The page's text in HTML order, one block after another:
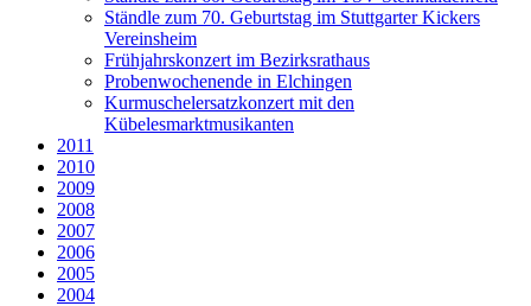
Ständle zum 70. Geburtstag im Stuttgarter Kickers
Vereinsheim
Frühjahrskonzert im Bezirksrathaus
Probenwochenende in Elchingen
Kurmuschelersatzkonzert mit den
Kübelesmarktmusikanten
2011
2010
2009
2008
2007
2006
2005
2004